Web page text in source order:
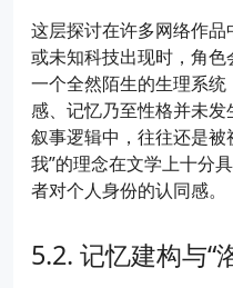
这层探讨在许多网络作
或未知科技出现时，角
一个全然陌生的生理系
感、记忆乃至性格并未
叙事逻辑中，往往还是被
我”的理念在文学上十分
者对个人身份的认同感。
记忆建构与“